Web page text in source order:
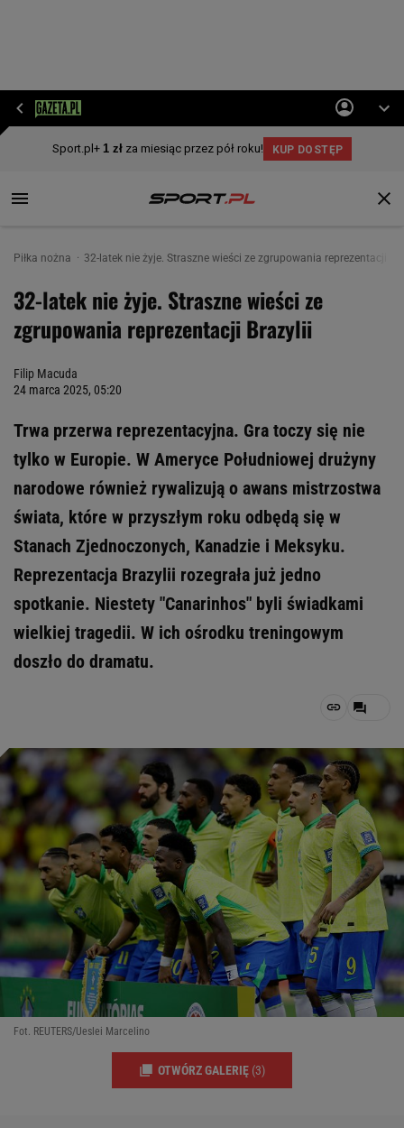
Piłka nożna 32-latek nie żyje. Straszne wieści ze zgrupowania reprezentacji
32-latek nie żyje. Straszne wieści ze
zgrupowania reprezentacji Brazylii
Filip Macuda
24 marca 2025, 05:20
Trwa przerwa reprezentacyjna. Gra toczy się nie
tylko w Europie. W Ameryce Południowej drużyny
narodowe również rywalizują o awans mistrzostwa
świata, które w przyszłym roku odbędą się w
Stanach Zjednoczonych, Kanadzie i Meksyku.
Reprezentacja Brazylii rozegrała już jedno
spotkanie. Niestety "Canarinhos" byli świadkami
wielkiej tragedii. W ich ośrodku treningowym
doszło do dramatu.
Fot. REUTERS/Ueslei Marcelino
OTWÓRZ GALERIĘ (3)